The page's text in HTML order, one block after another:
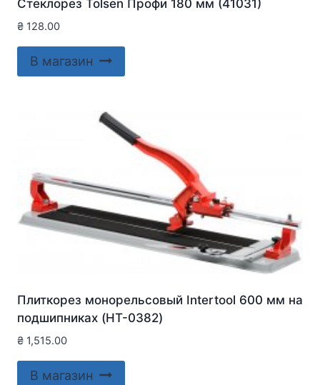
Стеклорез Tolsen Профи 180 мм (41031)
₴ 128.00
В магазин
Плиткорез монорельсовый Intertool 600 мм на
подшипниках (HT-0382)
₴ 1,515.00
В магазин